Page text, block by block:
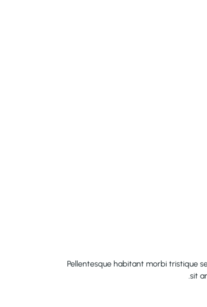
Pellentesque habitant morbi tristique
sit